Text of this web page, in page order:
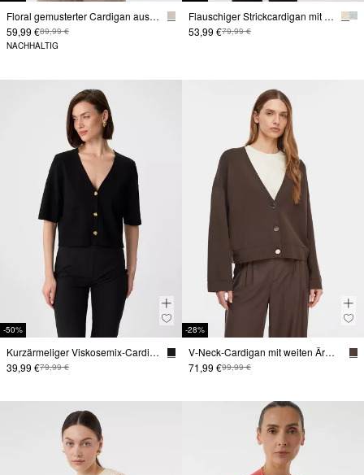
Floral gemusterter Cardigan aus Feinstrick
59,99 €89,99 €
NACHHALTIG
Flauschiger Strickcardigan mit 3/4-Ärmeln
53,99 €79,99 €
-50%
Kurzärmeliger Viskosemix-Cardigan mit Zierknöpfen
39,99 €79,99 €
-28%
V-Neck-Cardigan mit weiten Ärmeln
71,99 €99,99 €